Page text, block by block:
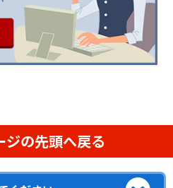
ジの先頭へ戻る